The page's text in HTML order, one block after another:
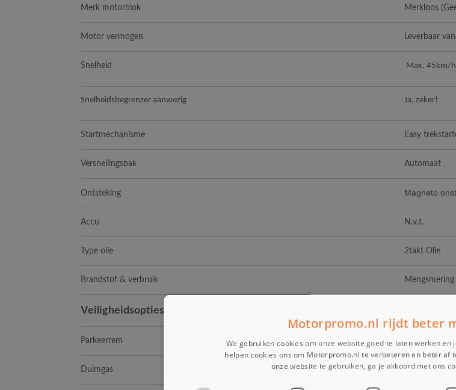
Merk motorblok Merkloos
Motor vermogen Leverbaar
Snelheid Max. 45km/h
Snelheidsbegrenzer aanwezig Ja, zeker!
Startmechanisme Easy
Versnellingsbak Automaat
Ontsteking Magneto
Accu N.v.t.
Type olie 2takt Olie
Brandstof & verbruik
Veiligheidsopties
Parkeerrem N.v.t.
Duimgas Gashendel
Motorpromo.nl rijdt beter
We gebruiken cookies om onze website goed te laten werken
helpen cookies ons om Motorpromo.nl te verbeteren en beter af
onze website te gebruiken, ga je akkoord met ons